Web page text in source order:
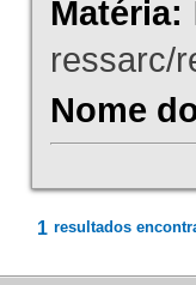
Matéria:
ressarc/
Nome
1 resultados